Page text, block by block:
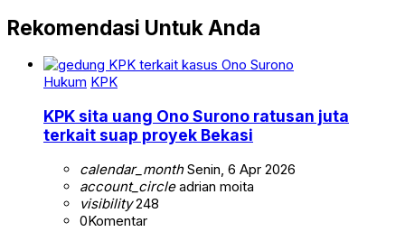
Rekomendasi Untuk Anda
Hukum KPK
KPK sita uang Ono Surono ratusan juta
terkait suap proyek Bekasi
calendar_monthSenin, 6 Apr 2026
account_circleadrian moita
visibility248
0Komentar